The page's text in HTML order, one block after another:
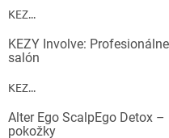
KEZ...
KEZY Involve:
salón
KEZ...
Alter Ego ScalpEgo Detox
pokožky